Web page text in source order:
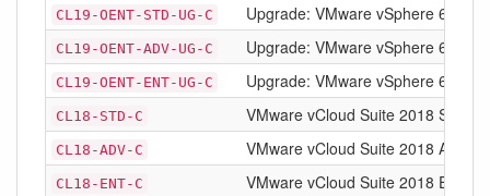
CL19-OENT-STD-UG-C Upgrade: VMware vSphere 6 with
CL19-OENT-ADV-UG-C Upgrade: VMware vSphere 6 with
CL19-OENT-ENT-UG-C Upgrade: VMware vSphere 6 with
CL18-STD-C VMware vCloud Suite 2018
CL18-ADV-C VMware vCloud Suite 2018
CL18-ENT-C VMware vCloud Suite 2018